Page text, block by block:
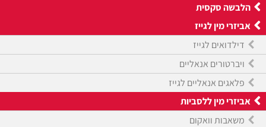
הלבשה סקסית
אביזרי מין לגייז
דילדואים לגייז
ויברטורים אנאליים
פלאגים אנאליים לגייז
אביזרי מין ללסביות
משאבות וואקום